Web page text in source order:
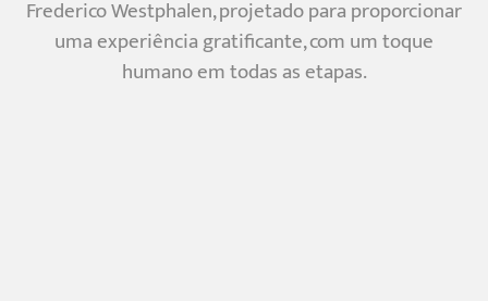
Frederico Westphalen, projetado para proporcionar
uma experiência gratificante, com um toque
humano em todas as etapas.